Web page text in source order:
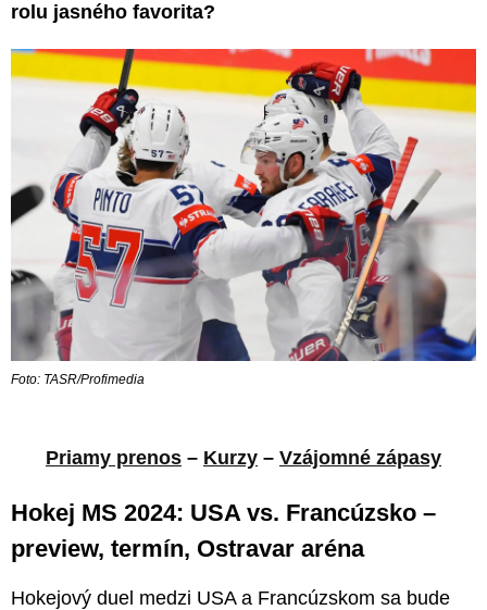
rolu jasného favorita?
Foto: TASR/Profimedia
Priamy prenos – Kurzy – Vzájomné zápasy
Hokej MS 2024: USA vs. Francúzsko –
preview, termín, Ostravar aréna
Hokejový duel medzi USA a Francúzskom sa bude